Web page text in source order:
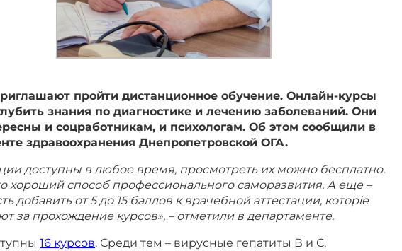
пройти дистанционное обучение. Онлайн-курсы
знания по диагностике и лечению заболеваний. Они
и соцработникам, и психологам. Об этом сообщили в
здравоохранения Днепропетровской ОГА.
доступны в любое время, просмотреть их можно бесплатно.
хороший способ профессионального саморазвития. А еще –
добавить от 5 до 15 баллов к врачебной аттестации, которіе
тза прохождение курсов», –отметили в департаменте.
16 курсов. Среди тем – вирусные гепатиты В и С,